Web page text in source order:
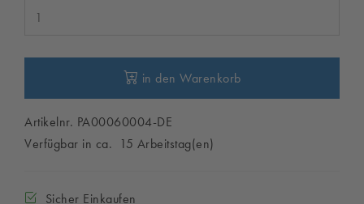
in den Warenkorb
Artikelnr. PA00060004-DE
Verfügbar in ca. 15 Arbeitstag(en)
Sicher Einkaufen